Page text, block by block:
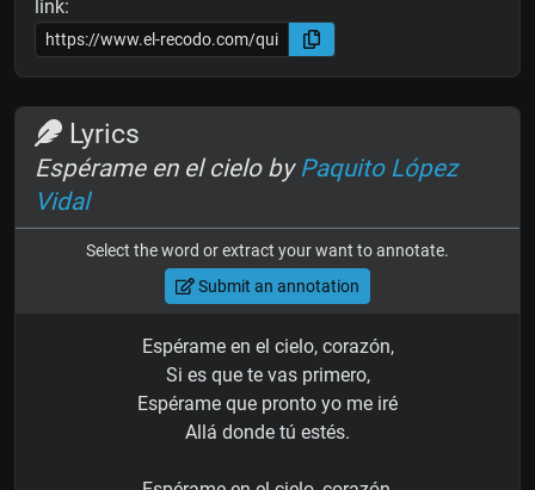
link:
Lyrics
Espérame en el cielo byPaquito López
Vidal
Select the word or extract your want to annotate.
Submit an annotation
Espérame en el cielo, corazón,
Si es que te vas primero,
Espérame que pronto yo me iré
Allá donde tú estés.